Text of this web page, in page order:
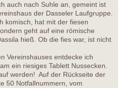
auch nach Suhle an, gemeint ist
der Dasseler Laufgruppe.
komisch, hat mit der fiesen
geht auf eine römische
hieß. Ob die fies war, ist nicht
Vereinshauses entdecke ich
ein riesiges Tablett Nussecken.
werden! Auf der Rückseite der
50 Notfallnummern, vom